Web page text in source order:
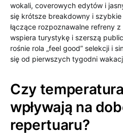
wokali, coverowych edytów i
się krótsze breakdowny i
łączące rozpoznawalne refreny z
wspiera turystykę i szerszą
rośnie rola „feel good” selekcji i
się od pierwszych tygodni
Czy
wpływają na
repertuaru?